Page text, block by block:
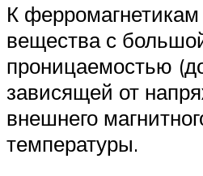
К ферромагнетикам
вещества с
проницаемостью
зависящей от
внешнего
температуры.